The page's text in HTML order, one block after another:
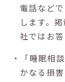
電話など
します。
社ではお
・「睡眠相
かなる損